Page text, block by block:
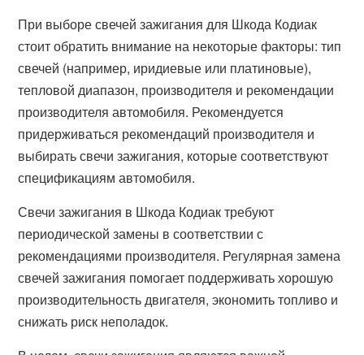
При выборе свечей зажигания для Шкода Кодиак
стоит обратить внимание на некоторые факторы: тип
свечей (например, иридиевые или платиновые),
тепловой диапазон, производителя и рекомендации
производителя автомобиля. Рекомендуется
придерживаться рекомендаций производителя и
выбирать свечи зажигания, которые соответствуют
спецификациям автомобиля.
Свечи зажигания в Шкода Кодиак требуют
периодической замены в соответствии с
рекомендациями производителя. Регулярная замена
свечей зажигания помогает поддерживать хорошую
производительность двигателя, экономить топливо и
снижать риск неполадок.